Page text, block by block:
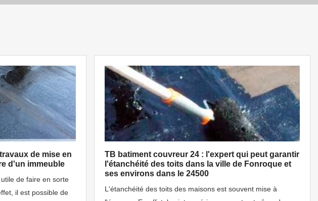
de mise en
d'un immeuble
de faire en sorte
il est possible de
TB batiment couvreur 24 : l'expert qui peut garantir
l'étanchéité des toits dans la ville de Fonroque et
ses environs dans le 24500
L'étanchéité des toits des maisons est souvent mise à